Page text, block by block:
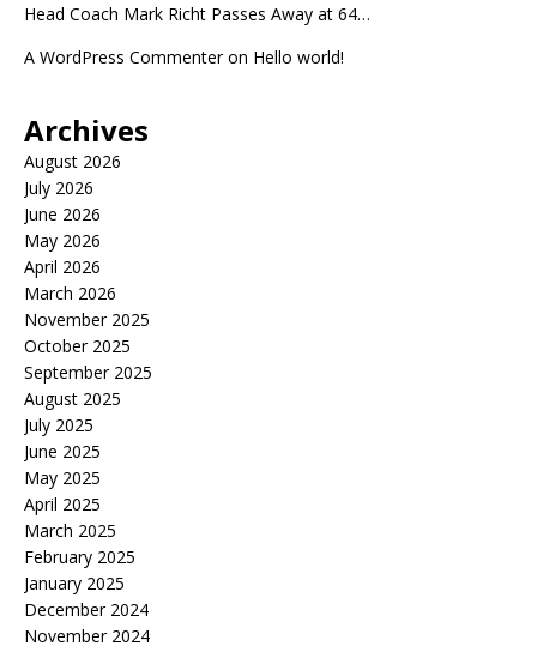
Head Coach Mark Richt Passes Away at 64…
A WordPress Commenteron Hello world!
Archives
August 2026
July 2026
June 2026
May 2026
April 2026
March 2026
November 2025
October 2025
September 2025
August 2025
July 2025
June 2025
May 2025
April 2025
March 2025
February 2025
January 2025
December 2024
November 2024